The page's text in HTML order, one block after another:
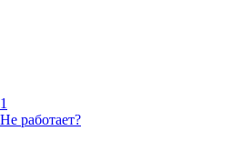
1
Не работает?